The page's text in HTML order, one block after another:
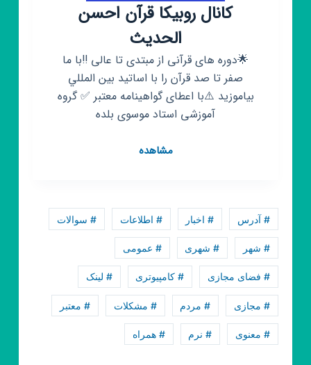
کانال روبیکا قرآن احسن
الحدیث
🌟دوره های قرآنی از مبتدی تا عالی ‼️با ما
صفر تا صد قرآن را با اساتيد بين المللي
بیاموزید ⚠️با اعطای گواهینامه معتبر ✅ گروه
آموزشی استاد موسوی بلده
مشاهدهکانال
الحدیث
# آدرس # اخبار # اطلاعات # سوالات
# شهر # شهری # عمومی
# فضای مجازی # کامپیوتری # لینک
# مجازی # مردم # مشکلات # معتبر
# معنوی # نرم # همراه